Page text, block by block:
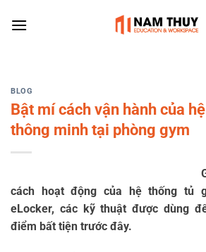
BLOG
Bật mí cách vận hành của
thông minh tại phòng gym
cách hoạt động của hệ thống tủ
eLocker, các kỹ thuật được dùng
điểm bất tiện trước đây.